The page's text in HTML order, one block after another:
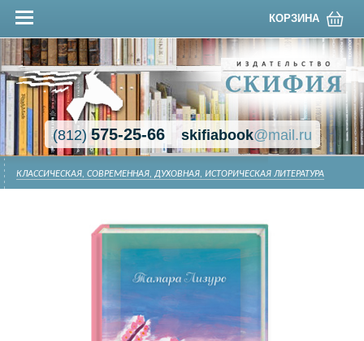
КОРЗИНА
(812)575-25-66 skifiabook@mail.ru
КЛАССИЧЕСКАЯ, СОВРЕМЕННАЯ, ДУХОВНАЯ, ИСТОРИЧЕСКАЯ ЛИТЕРАТУРА